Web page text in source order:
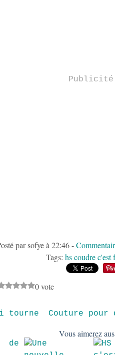
Publicité
par sofye à 22:46 -
Tags: hs coudre c'est
0 vote
tourne Couture pour
Vous aimerez